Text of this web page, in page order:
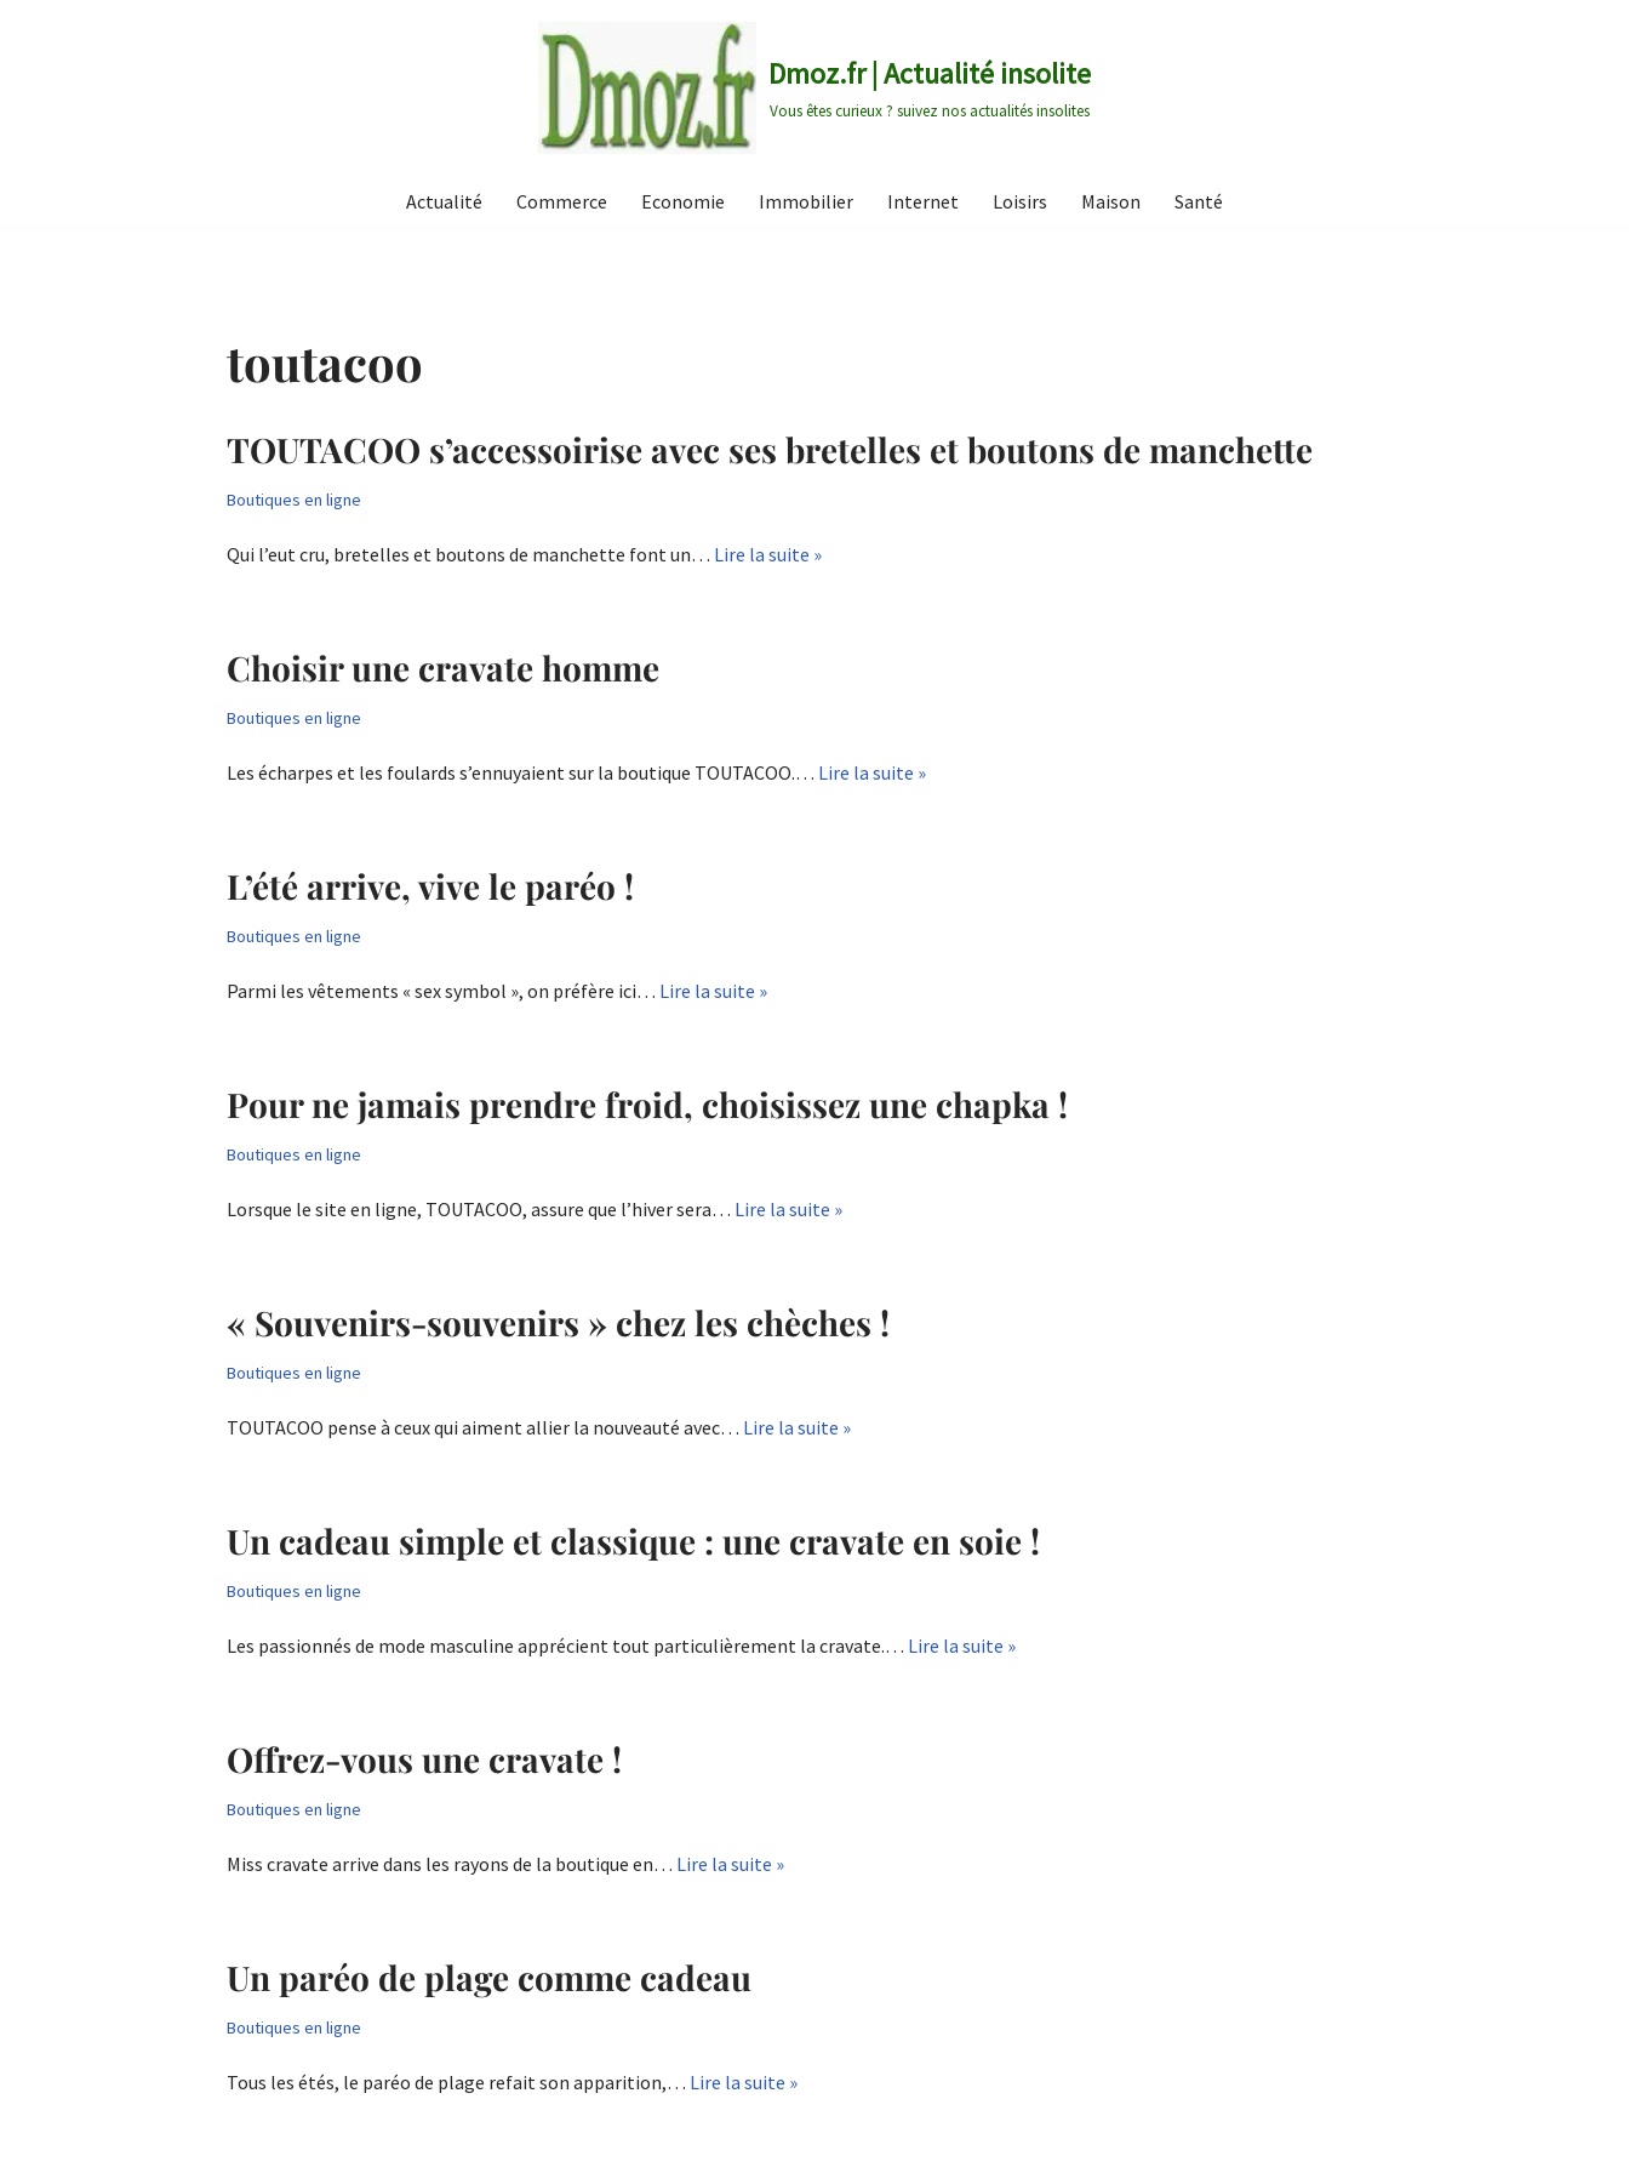
Dmoz.fr | Actualité insolite
Vous êtes curieux ? suivez nos actualités insolites
Actualité Commerce Economie Immobilier Internet Loisirs Maison Santé
toutacoo
TOUTACOO s’accessoirise avec ses bretelles et boutons de manchette
Boutiques en ligne
Qui l’eut cru, bretelles et boutons de manchette font un… Lire la suite »
Choisir une cravate homme
Boutiques en ligne
Les écharpes et les foulards s’ennuyaient sur la boutique TOUTACOO.… Lire la suite »
L’été arrive, vive le paréo !
Boutiques en ligne
Parmi les vêtements « sex symbol », on préfère ici… Lire la suite »
Pour ne jamais prendre froid, choisissez une chapka !
Boutiques en ligne
Lorsque le site en ligne, TOUTACOO, assure que l’hiver sera… Lire la suite »
« Souvenirs-souvenirs » chez les chèches !
Boutiques en ligne
TOUTACOO pense à ceux qui aiment allier la nouveauté avec… Lire la suite »
Un cadeau simple et classique : une cravate en soie !
Boutiques en ligne
Les passionnés de mode masculine apprécient tout particulièrement la cravate.… Lire la suite »
Offrez-vous une cravate !
Boutiques en ligne
Miss cravate arrive dans les rayons de la boutique en… Lire la suite »
Un paréo de plage comme cadeau
Boutiques en ligne
Tous les étés, le paréo de plage refait son apparition,… Lire la suite »